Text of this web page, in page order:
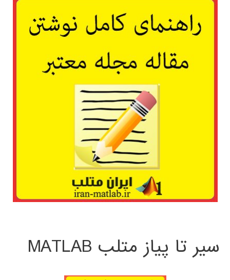
سیر تا پیاز متلب MATLAB